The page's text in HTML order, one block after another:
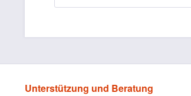
Unterstützung und Beratung